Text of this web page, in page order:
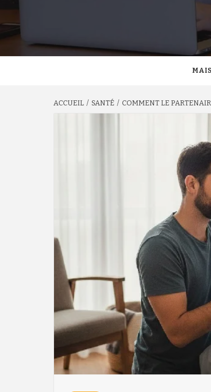
ACCUEIL SANTÉ COMMENT LE